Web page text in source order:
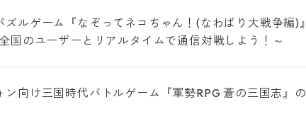
ズルゲーム『なぞってネコちゃん！(なわばり大戦争編)
国のユーザーとリアルタイムで通信対戦しよう！～
ン向け三国時代バトルゲーム『軍勢RPG 蒼の三国志』